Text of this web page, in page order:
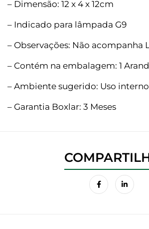
– Dimensão: 12 x 4 x 12cm
– Indicado para lâmpada G9
– Observações: Não acompanha
– Contém na embalagem: 1
– Ambiente sugerido: Uso
– Garantia Boxlar: 3 Meses